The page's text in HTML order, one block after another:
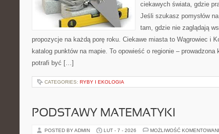
ciekawych świata, gdzie
Jeśli szukasz pomysłów
tam, gdzie nie zaglądają
propozycje na każdą porę roku. Ciekawe miasta to Wągrowiec i
katalog punktów na mapie. To opowieść o regionie –
potrafi być […]
CATEGORIES: RYBY I EKOLOGIA
PODSTAWY MATEMATYKI
POSTED BY ADMIN LUT - 7 - 2026 MOŻLIWOŚĆ